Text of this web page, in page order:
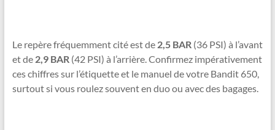
Le repère fréquemment cité est de 2,5 BAR(36 PSI) à l’avant
et de 2,9 BAR(42 PSI) à l’arrière. Confirmez impérativement
ces chiffres sur l’étiquette et le manuel de votre Bandit 650,
surtout si vous roulez souvent en duo ou avec des bagages.